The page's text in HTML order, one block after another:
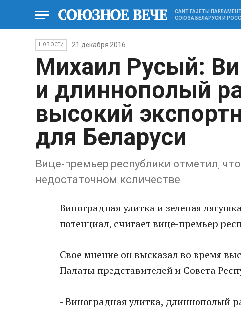
САЙТ ГАЗЕТЫ
СОЮЗА БЕЛАРУСИ И
НОВОСТИ 21 декабря 2016
Михаил Русый:
и длиннополый
высокий
для Беларуси
Вице-премьер республики отметил,
недостаточном количестве
Виноградная улитка и зеленая
потенциал, считает вице-премьер
Свое мнение он высказал во время
Палаты представителей и Совета
- Виноградная улитка, длиннополый